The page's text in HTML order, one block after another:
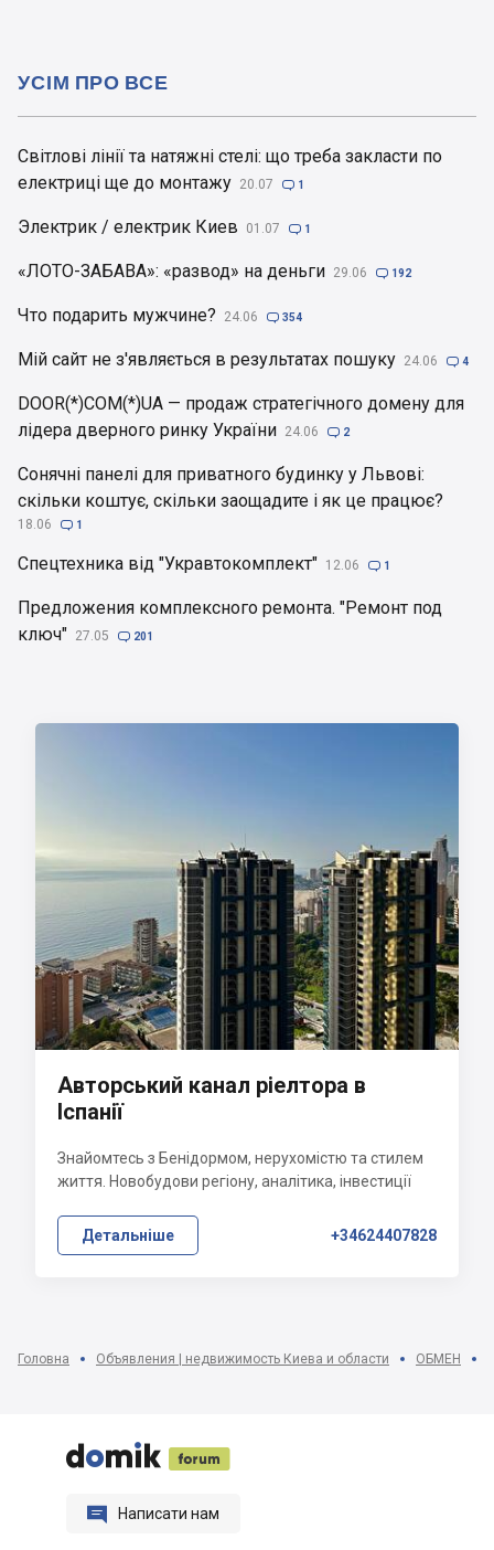
Світлові лінії та натяжні стелі: що треба закласти по
електриці ще до монтажу 20.07  1
Электрик / електрик Киев 01.07  1
«ЛОТО-ЗАБАВА»: «развод» на деньги 29.06  192
Что подарить мужчине? 24.06  354
Мій сайт не з'являється в результатах пошуку 24.06  4
DOOR(*)COM(*)UA — продаж стратегічного домену для
лідера дверного ринку України 24.06  2
Сонячні панелі для приватного будинку у Львові:
скільки коштує, скільки заощадите і як це працює?
18.06  1
Спецтехника від "Укравтокомплект" 12.06  1
Предложения комплексного ремонта. "Ремонт под
ключ" 27.05  201
УСІМ ПРО ВСЕ
Авторський канал ріелтора в
Іспанії
Знайомтесь з Бенідормом, нерухомістю та стилем
життя. Новобудови регіону, аналітика, інвестиції
Детальніше +34624407828
Головна Объявления | недвижимость Киева и области ОБМЕН


 

 Написати нам